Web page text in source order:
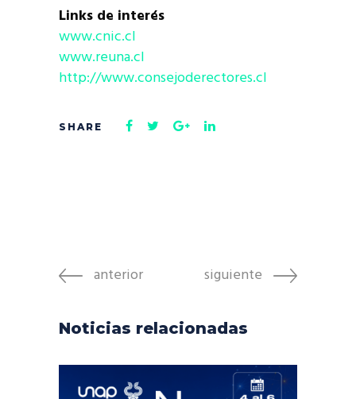
Links de interés
www.cnic.cl
www.reuna.cl
http://www.consejoderectores.cl
anterior siguiente
Noticias relacionadas